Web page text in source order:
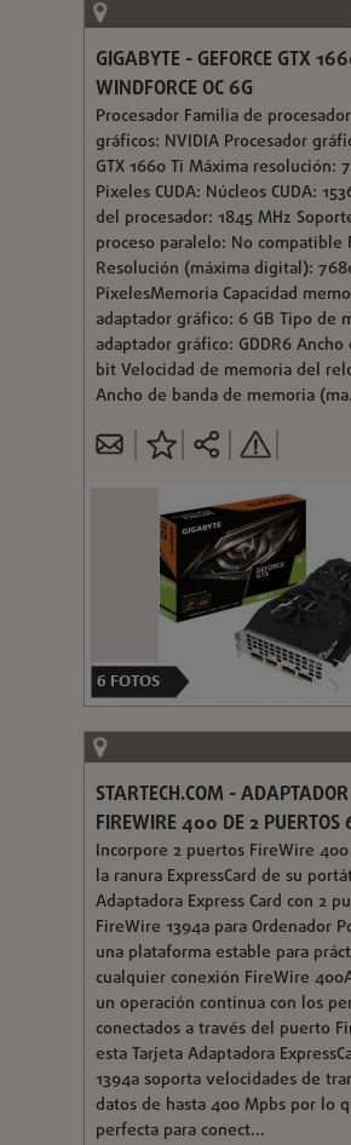
GIGABYTE - GEFORCE GTX
WINDFORCE OC 6G
Procesador Familia de
gráficos: NVIDIA Procesador
GTX 1660 Ti Máxima resolución:
Pixeles CUDA: Núcleos CUDA:
del procesador: 1845 MHz
proceso paralelo: No compatible
Resolución (máxima digital):
PixelesMemoria Capacidad
adaptador gráfico: 6 GB Tipo de
adaptador gráfico: GDDR6 Ancho
bit Velocidad de memoria del
Ancho de banda de memoria
6 FOTOS
STARTECH.COM -
FIREWIRE 400 DE 2 PUERTOS
Incorpore 2 puertos FireWire
la ranura ExpressCard de su
Adaptadora Express Card con 2
FireWire 1394a para Ordenador
una plataforma estable para
cualquier conexión FireWire
un operación continua con los
conectados a través del puerto
esta Tarjeta Adaptadora
1394a soporta velocidades de
datos de hasta 400 Mpbs por lo
perfecta para conect...